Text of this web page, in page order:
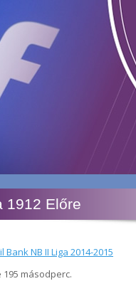
1912 Előre
Bank NB II Liga 2014-2015
másodperc.